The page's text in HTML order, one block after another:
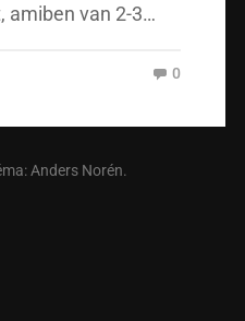
amiben van 2-3…
0
Anders Norén.